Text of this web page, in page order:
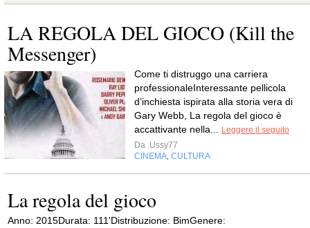
LA REGOLA DEL GIOCO (Kill the
Messenger)
Come ti distruggo una carriera
professionaleInteressante pellicola
d’inchiesta ispirata alla storia vera di
Gary Webb, La regola del gioco è
accattivante nella...
Leggere il seguito
Da Ussy77
CINEMA CULTURA
La regola del gioco
Anno: 2015Durata: 111'Distribuzione: BimGenere: